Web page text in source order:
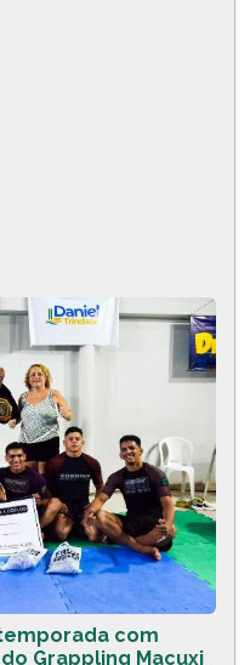
com
Grappling Macuxi